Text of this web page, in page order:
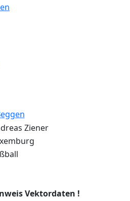
Ziener
Vektordaten !